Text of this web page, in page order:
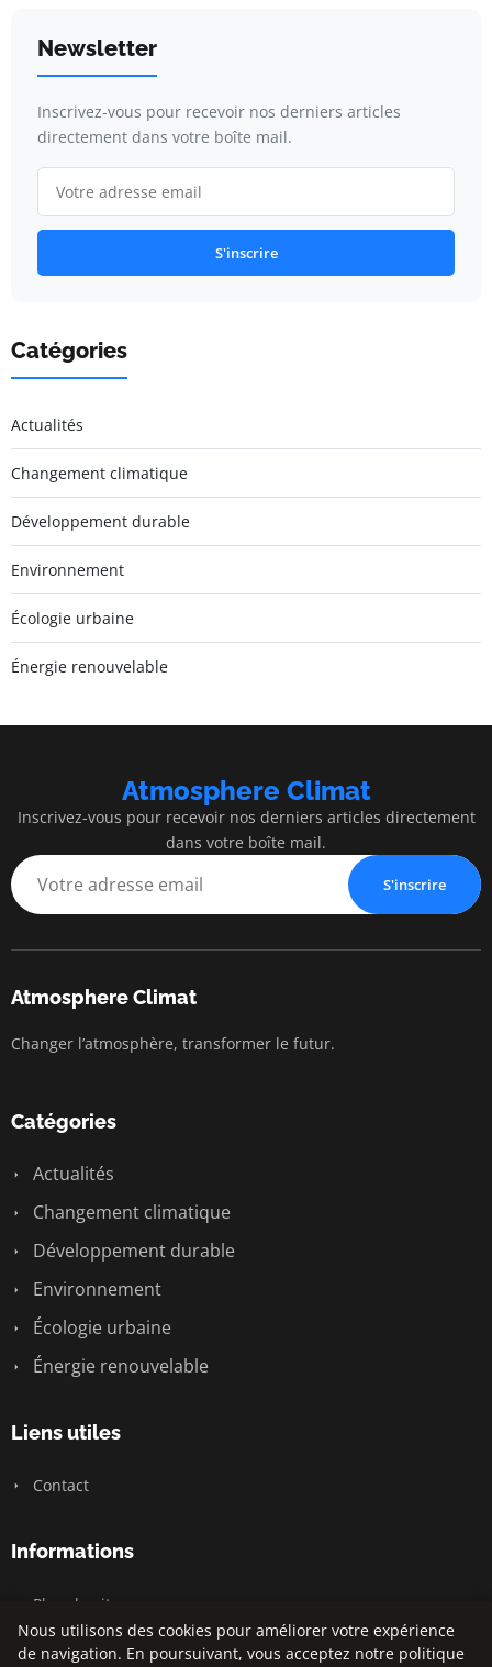
Newsletter
Inscrivez-vous pour recevoir nos derniers articles
directement dans votre boîte mail.
S'inscrire
Catégories
Actualités
Changement climatique
Développement durable
Environnement
Écologie urbaine
Énergie renouvelable
Atmosphere Climat
Inscrivez-vous pour recevoir nos derniers articles directement
dans votre boîte mail.
S'inscrire
Atmosphere Climat
Changer l’atmosphère, transformer le futur.
Catégories
Actualités
Changement climatique
Développement durable
Environnement
Écologie urbaine
Énergie renouvelable
Liens utiles
Contact
Informations
Plan du site
Nous utilisons des cookies pour améliorer votre expérience
de navigation. En poursuivant, vous acceptez notre politique